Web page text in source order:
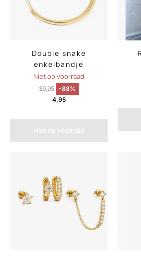
Double snake
enkelbandje
Niet op voorraad
39,95 -88%
4,95
Niet op voorraad